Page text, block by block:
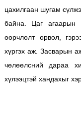
цахилгаан шугам
байна. Цаг агаарын
өөрчлөлт орвол,
хүргэх аж. Засварын
чөлөөлсний дараа
хүлээцтэй хандахыг